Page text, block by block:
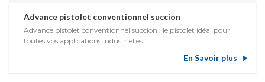
Advance pistolet conventionnel succion
Advance pistolet conventionnel succion : le pistolet idéal pour
toutes vos applications industrielles.
En Savoir plus